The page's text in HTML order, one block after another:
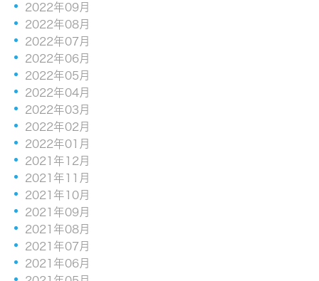
2022年09月
2022年08月
2022年07月
2022年06月
2022年05月
2022年04月
2022年03月
2022年02月
2022年01月
2021年12月
2021年11月
2021年10月
2021年09月
2021年08月
2021年07月
2021年06月